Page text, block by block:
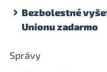
Bezbolestné
Unionu zadarmo
Správy